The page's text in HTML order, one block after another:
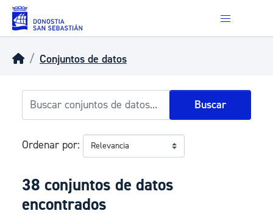
Skip to main content
Conjuntos de datos
Buscar
Ordenar por
38 conjuntos de datos
encontrados